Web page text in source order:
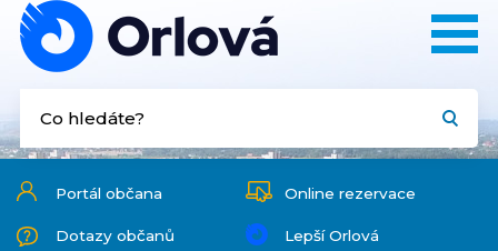
Portál občana Online rezervace
Dotazy občanů Lepší Orlová